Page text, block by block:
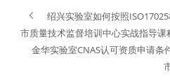
绍兴实验室如何按照
市质量技术监督培训中心实战指导课
金华实验室CNAS认可资质申请条